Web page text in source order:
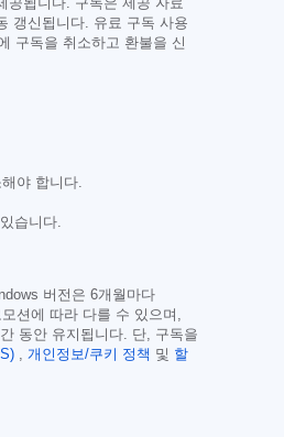
공됩니다. 구독은 제공 자료
갱신됩니다. 유료 구독 사용
구독을 취소하고 환불을 신
야 합니다.
습니다.
버전은 6개월마다
션에 따라 다를 수 있으며,
동안 유지됩니다. 단, 구독을
개인정보/쿠키 정책 및 할